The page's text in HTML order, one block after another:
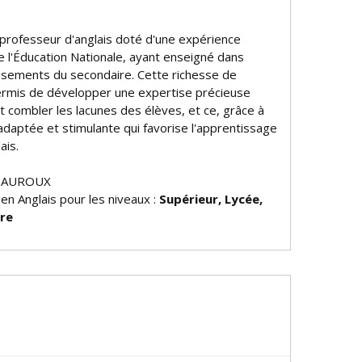
d'anglais doté d'une expérience
l'Éducation Nationale, ayant enseigné dans
du secondaire. Cette richesse de
de développer une expertise précieuse
les lacunes des élèves, et ce, grâce à
et stimulante qui favorise l'apprentissage
Anglais pour les niveaux : Supérieur, Lycée,